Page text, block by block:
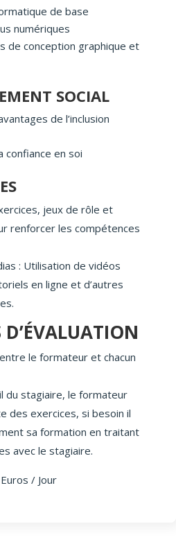
de base
numériques
de conception graphique et
SOCIAL
de l’inclusion
confiance en soi
jeux de rôle et
renforcer les compétences
: Utilisation de vidéos
en ligne et d’autres
le formateur et chacun
du stagiaire, le formateur
des exercices, si besoin il
sa formation en traitant
avec le stagiaire.
/ Jour